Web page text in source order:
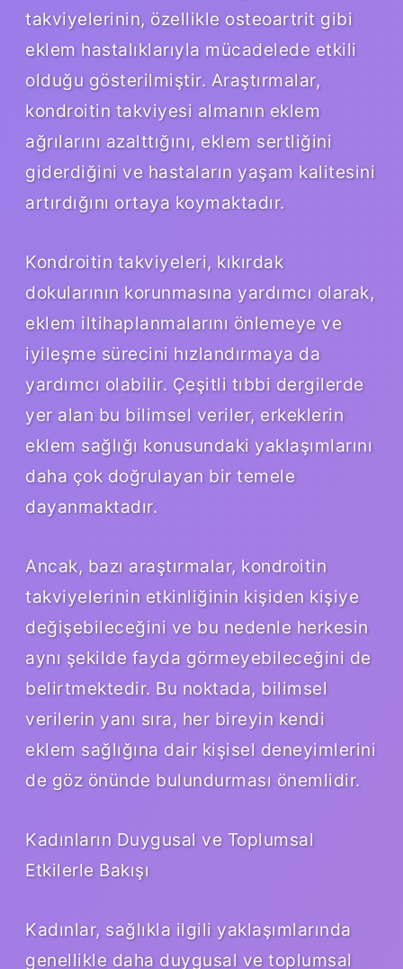
takviyelerinin, özellikle osteoartrit gibi
eklem hastalıklarıyla mücadelede etkili
olduğu gösterilmiştir. Araştırmalar,
kondroitin takviyesi almanın eklem
ağrılarını azalttığını, eklem sertliğini
giderdiğini ve hastaların yaşam kalitesini
artırdığını ortaya koymaktadır.
Kondroitin takviyeleri, kıkırdak
dokularının korunmasına yardımcı olarak,
eklem iltihaplanmalarını önlemeye ve
iyileşme sürecini hızlandırmaya da
yardımcı olabilir. Çeşitli tıbbi dergilerde
yer alan bu bilimsel veriler, erkeklerin
eklem sağlığı konusundaki yaklaşımlarını
daha çok doğrulayan bir temele
dayanmaktadır.
Ancak, bazı araştırmalar, kondroitin
takviyelerinin etkinliğinin kişiden kişiye
değişebileceğini ve bu nedenle herkesin
aynı şekilde fayda görmeyebileceğini de
belirtmektedir. Bu noktada, bilimsel
verilerin yanı sıra, her bireyin kendi
eklem sağlığına dair kişisel deneyimlerini
de göz önünde bulundurması önemlidir.
Kadınların Duygusal ve Toplumsal
Etkilerle Bakışı
Kadınlar, sağlıkla ilgili yaklaşımlarında
genellikle daha duygusal ve toplumsal